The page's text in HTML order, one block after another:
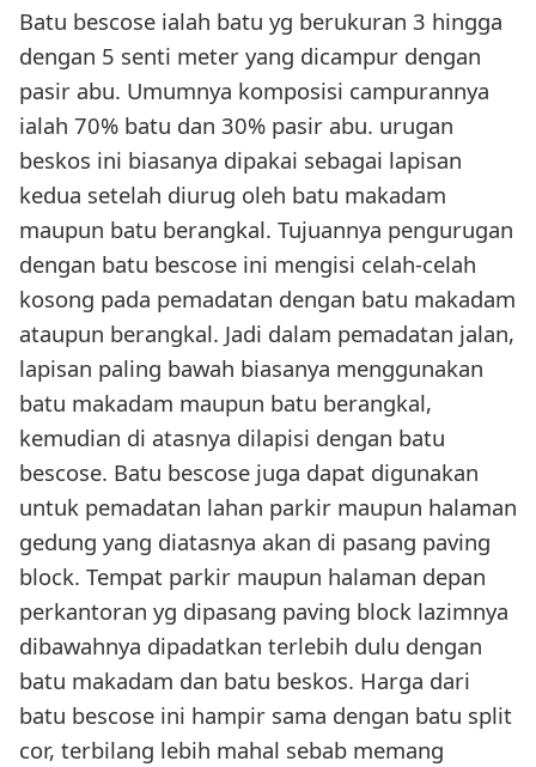
Batu bescose ialah batu yg berukuran 3 hingga
dengan 5 senti meter yang dicampur dengan
pasir abu. Umumnya komposisi campurannya
ialah 70% batu dan 30% pasir abu. urugan
beskos ini biasanya dipakai sebagai lapisan
kedua setelah diurug oleh batu makadam
maupun batu berangkal. Tujuannya pengurugan
dengan batu bescose ini mengisi celah-celah
kosong pada pemadatan dengan batu makadam
ataupun berangkal. Jadi dalam pemadatan jalan,
lapisan paling bawah biasanya menggunakan
batu makadam maupun batu berangkal,
kemudian di atasnya dilapisi dengan batu
bescose. Batu bescose juga dapat digunakan
untuk pemadatan lahan parkir maupun halaman
gedung yang diatasnya akan di pasang paving
block. Tempat parkir maupun halaman depan
perkantoran yg dipasang paving block lazimnya
dibawahnya dipadatkan terlebih dulu dengan
batu makadam dan batu beskos. Harga dari
batu bescose ini hampir sama dengan batu split
cor, terbilang lebih mahal sebab memang